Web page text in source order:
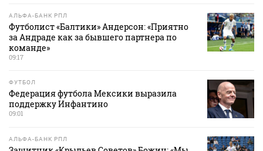
АЛЬФА-БАНК РПЛ
Футболист «Балтики» Андерсон: «Приятно
за Андраде как за бывшего партнера по
команде»
09:17
ФУТБОЛ
Федерация футбола Мексики выразила
поддержку Инфантино
09:01
АЛЬФА-БАНК РПЛ